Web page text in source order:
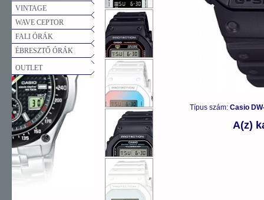
VINTAGE
WAVE CEPTOR
FALI ÓRÁK
ÉBRESZTŐ ÓRÁK
OUTLET
Típus szám: Casio
A(z)